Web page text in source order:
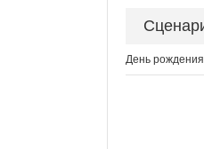
День рождения